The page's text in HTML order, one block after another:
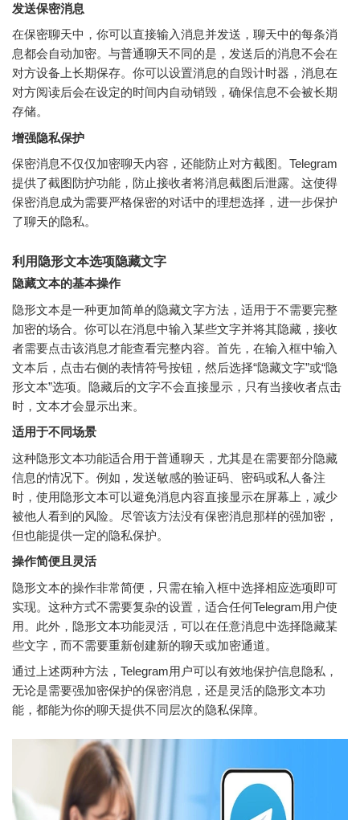
发送保密消息
在保密聊天中，你可以直接输入消息并发送，聊天中的每条消
息都会自动加密。与普通聊天不同的是，发送后的消息不会在
对方设备上长期保存。你可以设置消息的自毁计时器，消息在
对方阅读后会在设定的时间内自动销毁，确保信息不会被长期
存储。
增强隐私保护
保密消息不仅仅加密聊天内容，还能防止对方截图。Telegram
提供了截图防护功能，防止接收者将消息截图后泄露。这使得
保密消息成为需要严格保密的对话中的理想选择，进一步保护
了聊天的隐私。
利用隐形文本选项隐藏文字
隐藏文本的基本操作
隐形文本是一种更加简单的隐藏文字方法，适用于不需要完整
加密的场合。你可以在消息中输入某些文字并将其隐藏，接收
者需要点击该消息才能查看完整内容。首先，在输入框中输入
文本后，点击右侧的表情符号按钮，然后选择“隐藏文字”或“隐
形文本”选项。隐藏后的文字不会直接显示，只有当接收者点击
时，文本才会显示出来。
适用于不同场景
这种隐形文本功能适合用于普通聊天，尤其是在需要部分隐藏
信息的情况下。例如，发送敏感的验证码、密码或私人备注
时，使用隐形文本可以避免消息内容直接显示在屏幕上，减少
被他人看到的风险。尽管该方法没有保密消息那样的强加密，
但也能提供一定的隐私保护。
操作简便且灵活
隐形文本的操作非常简便，只需在输入框中选择相应选项即可
实现。这种方式不需要复杂的设置，适合任何Telegram用户使
用。此外，隐形文本功能灵活，可以在任意消息中选择隐藏某
些文字，而不需要重新创建新的聊天或加密通道。
通过上述两种方法，Telegram用户可以有效地保护信息隐私，
无论是需要强加密保护的保密消息，还是灵活的隐形文本功
能，都能为你的聊天提供不同层次的隐私保障。